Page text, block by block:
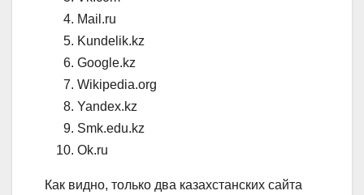
Mail.ru
Kundelik.kz
Google.kz
Wikipedia.org
Yandex.kz
Smk.edu.kz
Ok.ru
Как видно, только два казахстанских сайта